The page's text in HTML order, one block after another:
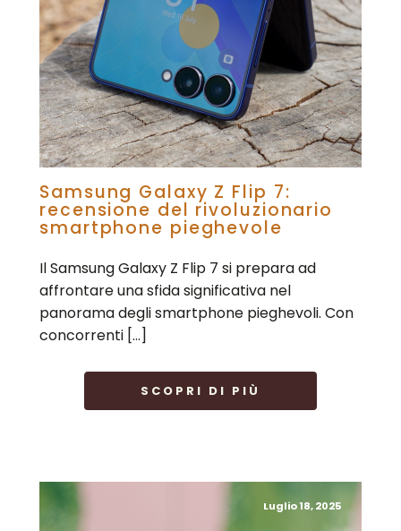
Samsung Galaxy Z Flip 7:
recensione del rivoluzionario
smartphone pieghevole
Il Samsung Galaxy Z Flip 7 si prepara ad
affrontare una sfida significativa nel
panorama degli smartphone pieghevoli. Con
concorrenti […]
SCOPRI DI PIÙ
Luglio 18, 2025